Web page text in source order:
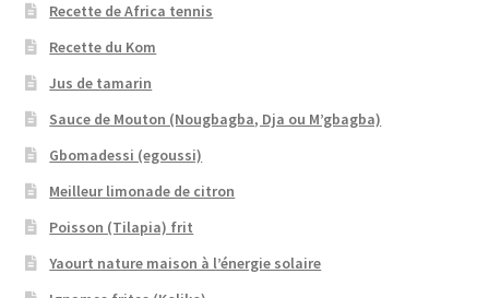
Recette de Africa tennis
Recette du Kom
Jus de tamarin
Sauce de Mouton (Nougbagba, Dja ou M’gbagba)
Gbomadessi (egoussi)
Meilleur limonade de citron
Poisson (Tilapia) frit
Yaourt nature maison à l’énergie solaire